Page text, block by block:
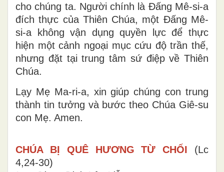
cho chúng ta. Người chính là Đấng Mê-si-a
đích thực của Thiên Chúa, một Đấng Mê-
si-a không vận dụng quyền lực để thực
hiện một cảnh ngoại mục cứu độ trần thế,
nhưng đặt tại trung tâm sứ điệp về Thiên
Chúa.
Lạy Mẹ Ma-ri-a, xin giúp chúng con trung
thành tin tưởng và bước theo Chúa Giê-su
con Mẹ. Amen.
CHÚA BỊ QUÊ HƯƠNG TỪ CHỐI (Lc
4,24-30)